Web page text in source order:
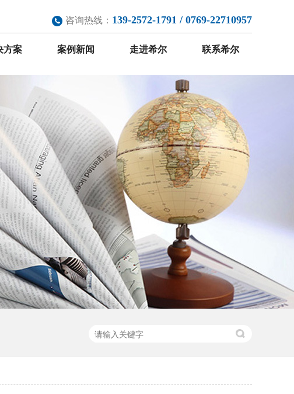
咨询热线： 139-2572-1791 / 0769-22710957
方案 案例新闻 走进希尔 联系希尔